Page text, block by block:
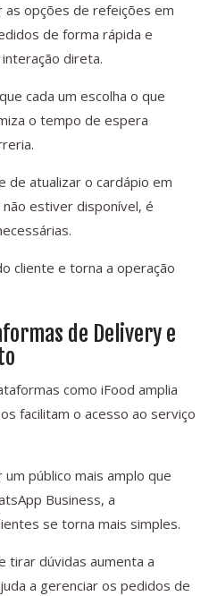
as opções de refeições em
de forma rápida e
direta.
cada um escolha o que
o tempo de espera
de atualizar o cardápio em
estiver disponível, é
cliente e torna a operação
de Delivery e
como iFood amplia
facilitam o acesso ao serviço
público mais amplo que
Business, a
se torna mais simples.
tirar dúvidas aumenta a
a gerenciar os pedidos de